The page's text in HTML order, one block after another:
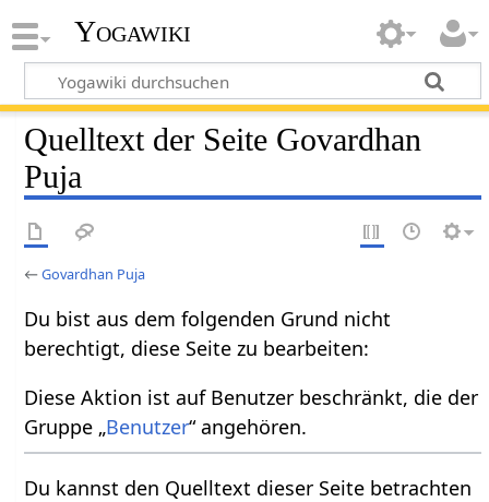
Yogawiki
Quelltext der Seite Govardhan
Puja
←Govardhan Puja
Du bist aus dem folgenden Grund nicht
berechtigt, diese Seite zu bearbeiten:
Diese Aktion ist auf Benutzer beschränkt, die der
Gruppe „Benutzer“ angehören.
Du kannst den Quelltext dieser Seite betrachten